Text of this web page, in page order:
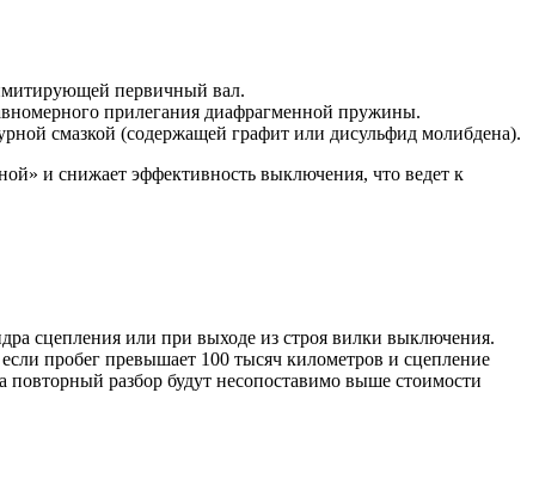
первичный вал.
прилегания диафрагменной пружины.
смазкой (содержащей графит или дисульфид молибдена).
и снижает эффективность выключения, что ведет к
сцепления или при выходе из строя вилки выключения.
пробег превышает 100 тысяч километров и сцепление
повторный разбор будут несопоставимо выше стоимости